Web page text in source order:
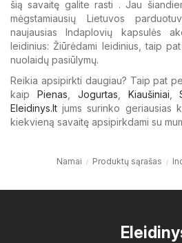
šią savaitę galite rasti . Jau
mėgstamiausių Lietuvos
naujausias Indaplovių kapsulės
leidinius: Žiūrėdami leidinius, taip
nuolaidų pasiūlymų.
Reikia apsipirkti daugiau? Taip pat
kaip Pienas Jogurtas Kiaušiniai ,
Eleidinys.lt jums surinko geriausias
kiekvieną savaitę apsipirkdami su
Namai Produktų sąrašas